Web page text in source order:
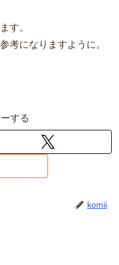
す。
考になりますように。
する
komii